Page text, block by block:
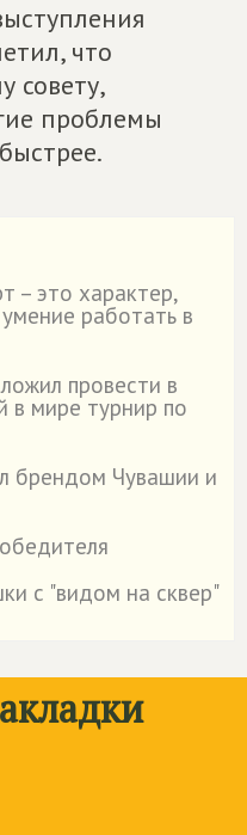
что
совету,
проблемы
– это характер,
работать в
провести в
в мире турнир по
брендом Чувашии и
с "видом на сквер"